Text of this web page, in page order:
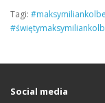
Tagi: #maksymiliankolbe
Social media